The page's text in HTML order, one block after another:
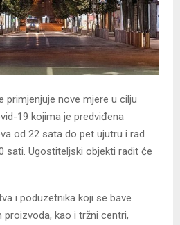
primjenjuje nove mjere u cilju
19 kojima je predviđena
od 22 sata do pet ujutru i rad
sati. Ugostiteljski objekti radit će
i poduzetnika koji se bave
kao i tržni centri,